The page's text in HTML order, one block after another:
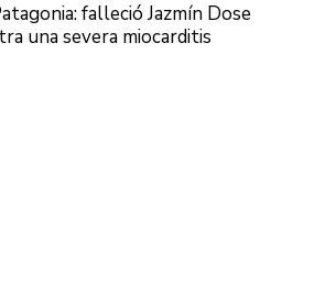
falleció Jazmín Dose
una severa miocarditis